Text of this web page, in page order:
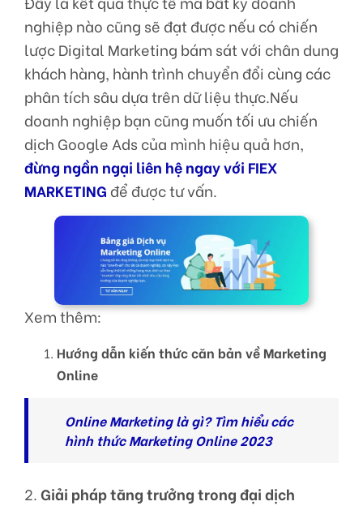
nghiệp nào cũng sẽ đạt được nếu có chiến
lược Digital Marketing bám sát với chân dung
khách hàng, hành trình chuyển đổi cùng các
phân tích sâu dựa trên dữ liệu thực.Nếu
doanh nghiệp bạn cũng muốn tối ưu chiến
dịch Google Ads của mình hiệu quả hơn,
đừng ngần ngại liên hệ ngay với FIEX
MARKETING để được tư vấn.
Xem thêm:
Hướng dẫn kiến thức căn bản về Marketing
Online
Online Marketing là gì? Tìm hiểu các
hình thức Marketing Online 2023
2.Giải pháp tăng trưởng trong đại dịch